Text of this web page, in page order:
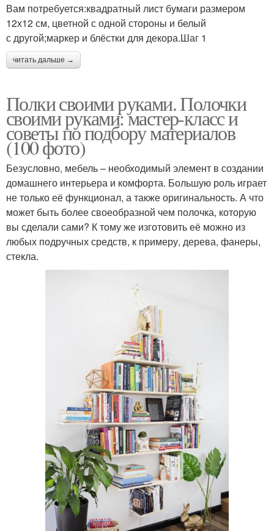
Вам потребуется:квадратный лист бумаги размером
12х12 см, цветной с одной стороны и белый
с другой;маркер и блёстки для декора.Шаг 1
читать дальше →
Полки своими руками. Полочки
своими руками: мастер-класс и
советы по подбору материалов
(100 фото)
Безусловно, мебель – необходимый элемент в создании
домашнего интерьера и комфорта. Большую роль играет
не только её функционал, а также оригинальность. А что
может быть более своеобразной чем полочка, которую
вы сделали сами? К тому же изготовить её можно из
любых подручных средств, к примеру, дерева, фанеры,
стекла.